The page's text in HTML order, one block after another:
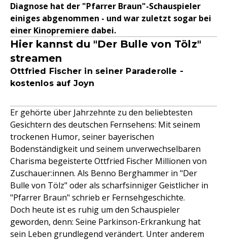
Diagnose hat der "Pfarrer Braun"-Schauspieler
einiges abgenommen - und war zuletzt sogar bei
einer Kinopremiere dabei.
Hier kannst du "Der Bulle von Tölz"
streamen
Ottfried Fischer in seiner Paraderolle -
kostenlos auf Joyn
Er gehörte über Jahrzehnte zu den beliebtesten
Gesichtern des deutschen Fernsehens: Mit seinem
trockenen Humor, seiner bayerischen
Bodenständigkeit und seinem unverwechselbaren
Charisma begeisterte Ottfried Fischer Millionen von
Zuschauer:innen. Als Benno Berghammer in "Der
Bulle von Tölz" oder als scharfsinniger Geistlicher in
"Pfarrer Braun" schrieb er Fernsehgeschichte.
Doch heute ist es ruhig um den Schauspieler
geworden, denn: Seine Parkinson-Erkrankung hat
sein Leben grundlegend verändert. Unter anderem